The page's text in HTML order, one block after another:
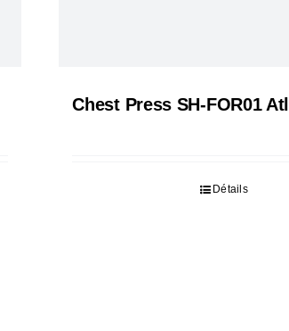
Chest Press SH-FOR01
Détails